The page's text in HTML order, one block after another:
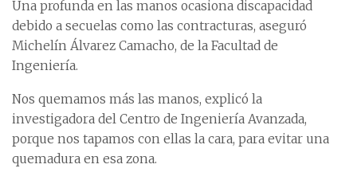
Una profunda en las manos ocasiona discapacidad
debido a secuelas como las contracturas, aseguró
Michelín Álvarez Camacho, de la Facultad de
Ingeniería.
Nos quemamos más las manos, explicó la
investigadora del Centro de Ingeniería Avanzada,
porque nos tapamos con ellas la cara, para evitar una
quemadura en esa zona.